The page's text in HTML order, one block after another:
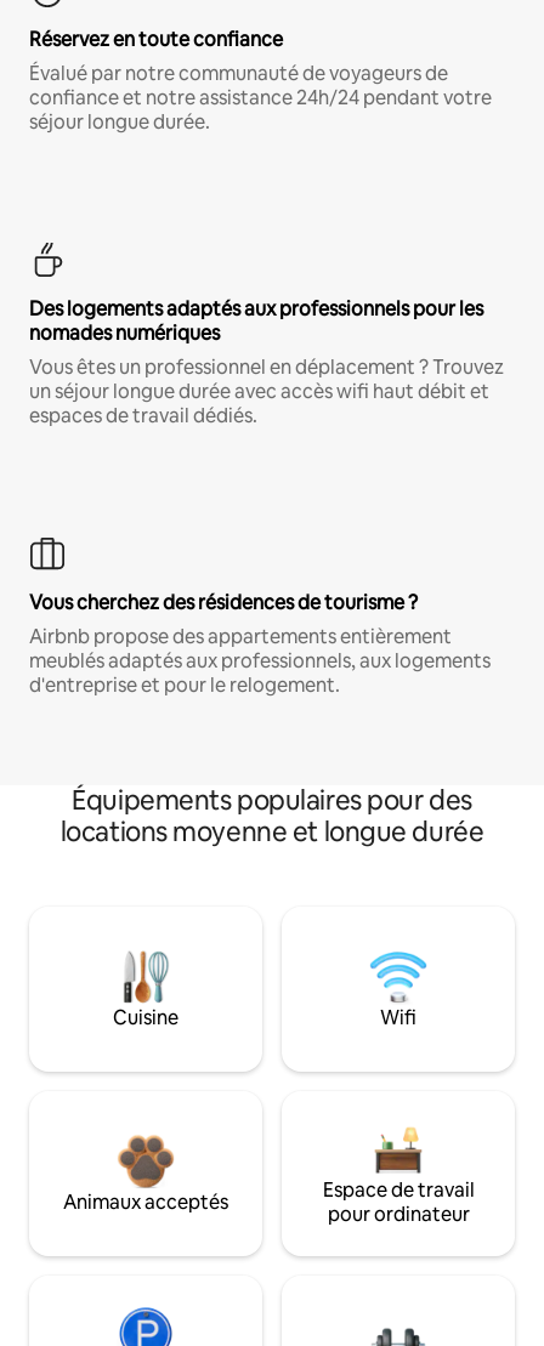
Réservez en toute confiance
Évalué par notre communauté de voyageurs de
confiance et notre assistance 24h/24 pendant votre
séjour longue durée.
Des logements adaptés aux professionnels pour les
nomades numériques
Vous êtes un professionnel en déplacement ? Trouvez
un séjour longue durée avec accès wifi haut débit et
espaces de travail dédiés.
Vous cherchez des résidences de tourisme ?
Airbnb propose des appartements entièrement
meublés adaptés aux professionnels, aux logements
d'entreprise et pour le relogement.
Équipements populaires pour des
locations moyenne et longue durée
Cuisine Wifi
Animaux acceptés
Espace de travail
pour ordinateur